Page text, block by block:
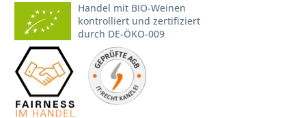
Handel mit BIO-Weinen
kontrolliert und zertifiziert
durch DE-ÖKO-009